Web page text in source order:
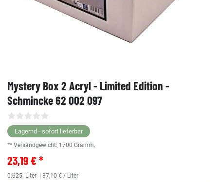
Mystery Box 2 Acryl - Limited Edition -
Schmincke 62 002 097
Lagernd - sofort lieferbar
** Versandgewicht: 1700 Gramm.
23,19 € *
0.625 Liter | 37,10 € / Liter